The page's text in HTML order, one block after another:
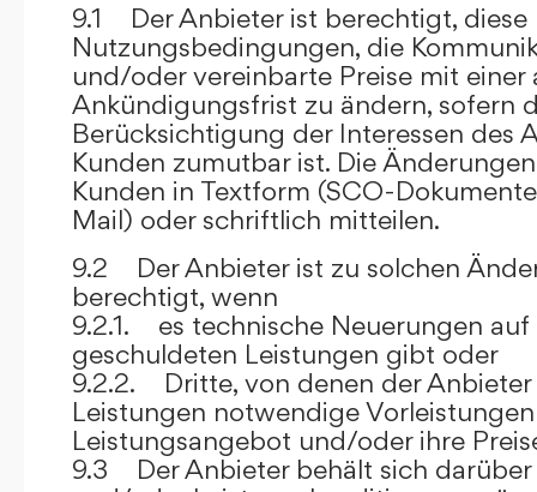
9.1 Der Anbieter ist berechtigt, diese
Nutzungsbedingungen, die
und/oder vereinbarte Preise mit einer
Ankündigungsfrist zu ändern, sofern
Berücksichtigung der Interessen des
Kunden zumutbar ist. Die
Kunden in Textform (SCO-
Mail) oder schriftlich mitteilen.
9.2 Der Anbieter ist zu solchen
berechtigt, wenn
9.2.1. es technische Neuerungen
geschuldeten Leistungen gibt oder
9.2.2. Dritte, von denen der Anbieter
Leistungen notwendige
Leistungsangebot und/oder ihre
9.3 Der Anbieter behält sich darüber